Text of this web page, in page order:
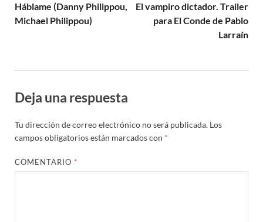
Háblame (Danny Philippou,
Michael Philippou)
El vampiro dictador. Trailer
para El Conde de Pablo
Larraín
Deja una respuesta
Tu dirección de correo electrónico no será publicada. Los
campos obligatorios están marcados con *
COMENTARIO *